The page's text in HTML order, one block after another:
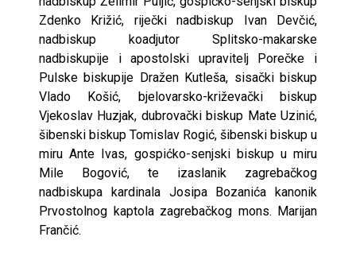
Zdenko Križić, riječki nadbiskup Ivan Devčić,
nadbiskup koadjutor Splitsko-makarske
nadbiskupije i apostolski upravitelj Porečke i
Pulske biskupije Dražen Kutleša, sisački biskup
Vlado Košić, bjelovarsko-križevački biskup
Vjekoslav Huzjak, dubrovački biskup Mate Uzinić,
šibenski biskup Tomislav Rogić, šibenski biskup u
miru Ante Ivas, gospićko-senjski biskup u miru
Mile Bogović, te izaslanik zagrebačkog
nadbiskupa kardinala Josipa Bozanića kanonik
Prvostolnog kaptola zagrebačkog mons. Marijan
Frančić.